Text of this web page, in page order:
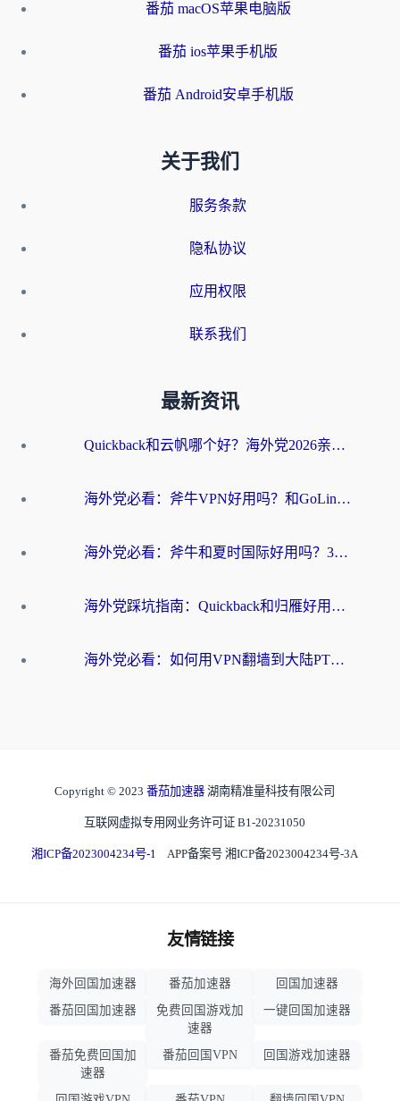
番茄 macOS苹果电脑版
番茄 ios苹果手机版
番茄 Android安卓手机版
关于我们
服务条款
隐私协议
应用权限
联系我们
最新资讯
Quickback和云帆哪个好？海外党2026亲测指南：选对加速器大陆工具，无缝刷国内剧玩国服
海外党必看：斧牛VPN好用吗？和GoLinkVPN对比哪个回国效果更好？
海外党必看：斧牛和夏时国际好用吗？3步选对回国加速器，无缝刷国内资源
海外党踩坑指南：Quickback和归雁好用吗？选对加速器才能无缝刷国内资源
海外党必看：如何用VPN翻墙到大陆PTT？一篇解决你所有回国加速痛点
Copyright © 2023 番茄加速器 湖南精准量科技有限公司
互联网虚拟专用网业务许可证 B1-20231050
湘ICP备2023004234号-1 APP备案号 湘ICP备2023004234号-3A
友情链接
海外回国加速器 番茄加速器
回国加速器
番茄回国加速器
免费回国游戏加
速器
一键回国加速器
番茄免费回国加
速器
番茄回国VPN 回国游戏加速器